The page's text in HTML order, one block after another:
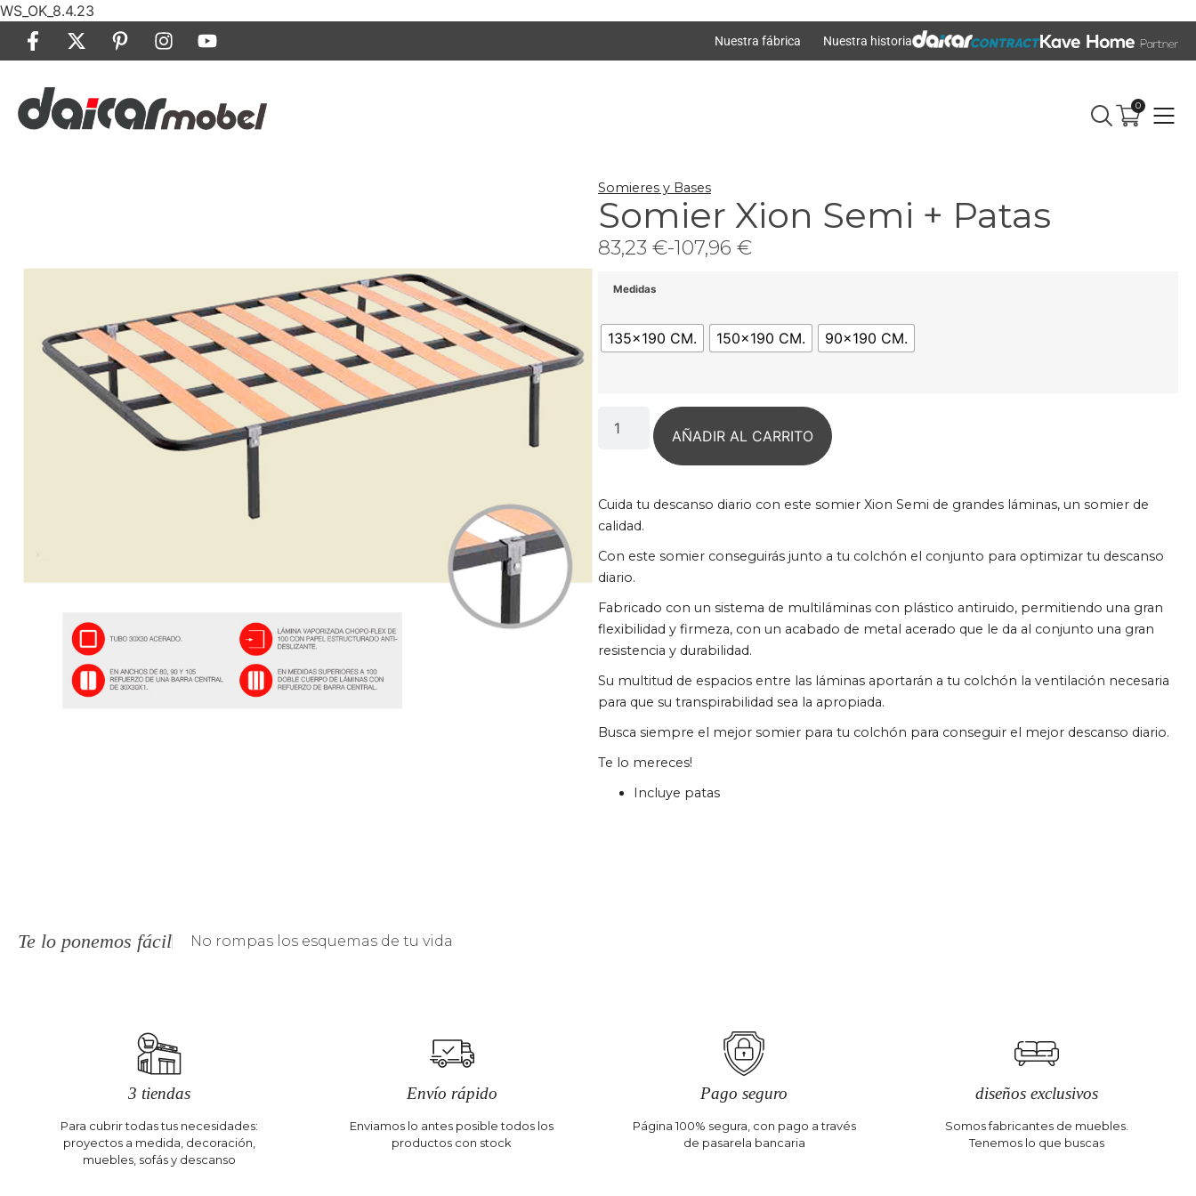
WS_OK_8.4.23
Nuestra fábrica Nuestra historia
0
Somieres y Bases
Somier Xion Semi + Patas
83,23 €-107,96 €
Medidas
135x190 CM. 150x190 CM. 90x190 CM.
AÑADIR AL CARRITO
Cuida tu descanso diario con este somier Xion Semi de grandes láminas, un somier de
calidad.
Con este somier conseguirás junto a tu colchón el conjunto para optimizar tu descanso
diario.
Fabricado con un sistema de multiláminas con plástico antiruido, permitiendo una gran
flexibilidad y firmeza, con un acabado de metal acerado que le da al conjunto una gran
resistencia y durabilidad.
Su multitud de espacios entre las láminas aportarán a tu colchón la ventilación necesaria
para que su transpirabilidad sea la apropiada.
Busca siempre el mejor somier para tu colchón para conseguir el mejor descanso diario.
Te lo mereces!
Incluye patas
Te lo ponemos fácil No rompas los esquemas de tu vida
3 tiendas
Para cubrir todas tus necesidades:
proyectos a medida, decoración,
muebles, sofás y descanso
Envío rápido
Enviamos lo antes posible todos los
productos con stock
Pago seguro
Página 100% segura, con pago a través
de pasarela bancaria
diseños exclusivos
Somos fabricantes de muebles.
Tenemos lo que buscas